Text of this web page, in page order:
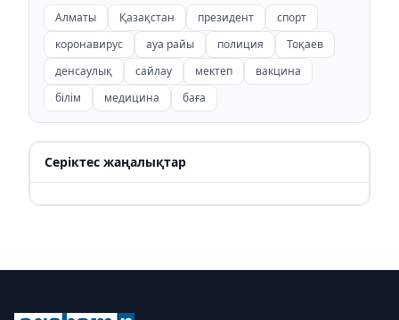
Алматы Қазақстан президент
спорт
коронавирус
ауа райы полиция
Тоқаев
денсаулық
сайлау мектеп
вакцина
білім
медицина баға
Серіктес жаңалықтар